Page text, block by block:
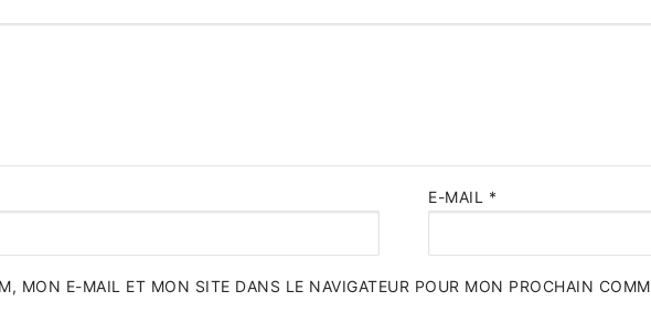
E-MAIL *
MON E-MAIL ET MON SITE DANS LE NAVIGATEUR POUR MON PROCHAIN